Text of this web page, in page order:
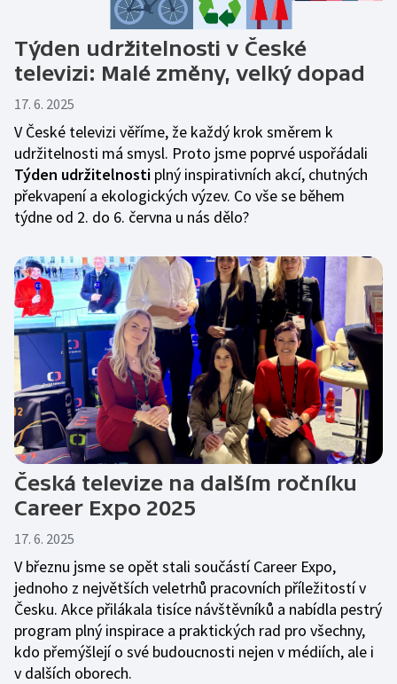
Týden udržitelnosti v České
televizi: Malé změny, velký dopad
17. 6. 2025
V České televizi věříme, že každý krok směrem k
udržitelnosti má smysl. Proto jsme poprvé uspořádali
Týden udržitelnosti plný inspirativních akcí, chutných
překvapení a ekologických výzev. Co vše se během
týdne od 2. do 6. června u nás dělo?
Česká televize na dalším ročníku
Career Expo 2025
17. 6. 2025
V březnu jsme se opět stali součástí Career Expo,
jednoho z největších veletrhů pracovních příležitostí v
Česku. Akce přilákala tisíce návštěvníků a nabídla pestrý
program plný inspirace a praktických rad pro všechny,
kdo přemýšlejí o své budoucnosti nejen v médiích, ale i
v dalších oborech.